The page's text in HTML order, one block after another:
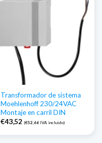
Transformador de sistema
Moehlenhoff 230/24VAC
Montaje en carril DIN
€43,52 (€52,66 IVA incluido)